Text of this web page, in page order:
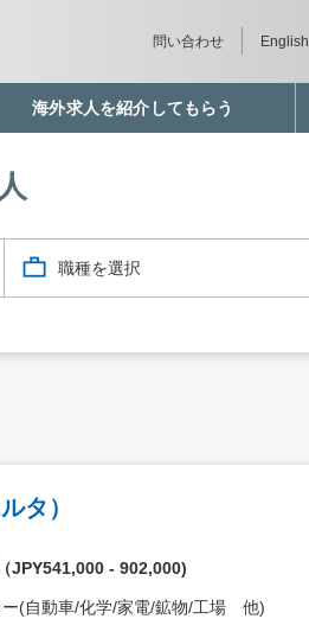
問い合わせ English
海外求人を紹介してもらう
職種を選択
タ）
（JPY541,000 - 902,000)
ー(自動車/化学/家電/鉱物/工場 他)